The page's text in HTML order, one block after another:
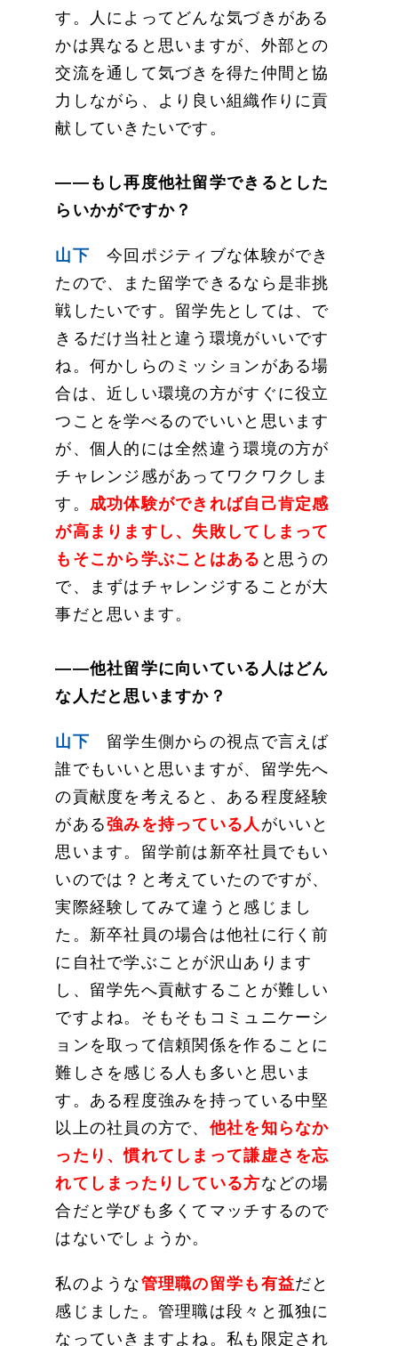
す。人によってどんな気づきがある
かは異なると思いますが、外部との
交流を通して気づきを得た仲間と協
力しながら、より良い組織作りに貢
献していきたいです。
——もし再度他社留学できるとした
らいかがですか？
山下 今回ポジティブな体験ができ
たので、また留学できるなら是非挑
戦したいです。留学先としては、で
きるだけ当社と違う環境がいいです
ね。何かしらのミッションがある場
合は、近しい環境の方がすぐに役立
つことを学べるのでいいと思います
が、個人的には全然違う環境の方が
チャレンジ感があってワクワクしま
す。 成功体験ができれば自己肯定感
が高まりますし、失敗してしまって
もそこから学ぶことはある と思うの
で、まずはチャレンジすることが大
事だと思います。
——他社留学に向いている人はどん
な人だと思いますか？
山下 留学生側からの視点で言えば
誰でもいいと思いますが、留学先へ
の貢献度を考えると、ある程度経験
がある強みを持っている人 がいいと
思います。留学前は新卒社員でもい
いのでは？と考えていたのですが、
実際経験してみて違うと感じまし
た。新卒社員の場合は他社に行く前
に自社で学ぶことが沢山あります
し、留学先へ貢献することが難しい
ですよね。そもそもコミュニケーシ
ョンを取って信頼関係を作ることに
難しさを感じる人も多いと思いま
す。ある程度強みを持っている中堅
以上の社員の方で、 他社を知らなか
ったり、慣れてしまって謙虚さを忘
れてしまったりしている方などの場
合だと学びも多くてマッチするので
はないでしょうか。
私のような管理職の留学も有益だと
感じました。管理職は段々と孤独に
なっていきますよね。私も限定され